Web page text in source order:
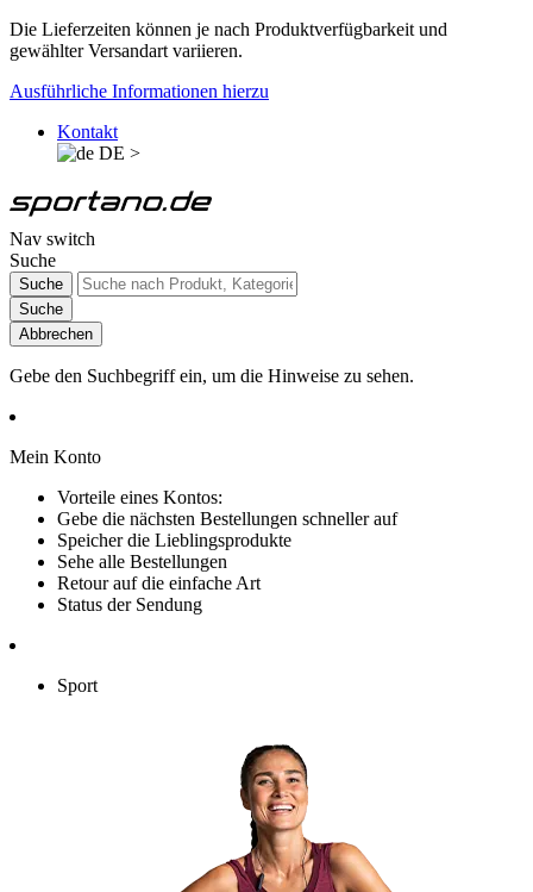
Die Lieferzeiten können je nach Produktverfügbarkeit und
gewählter Versandart variieren.
Ausführliche Informationen hierzu
Kontakt
DE >
Nav switch
Suche
Suche
Suche
Abbrechen
Gebe den Suchbegriff ein, um die Hinweise zu sehen.
Mein Konto
Vorteile eines Kontos:
Gebe die nächsten Bestellungen schneller auf
Speicher die Lieblingsprodukte
Sehe alle Bestellungen
Retour auf die einfache Art
Status der Sendung
Sport